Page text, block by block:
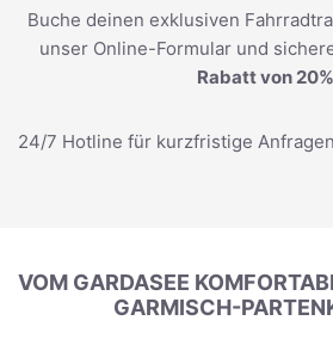
Buche deinen exklusiven
unser Online-Formular und
Rabatt von 20%
24/7 Hotline für kurzfristige
VOM GARDASEE
GARMISCH-